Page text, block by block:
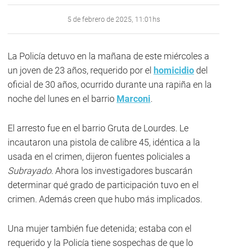
5 de febrero de 2025, 11:01hs
La Policía detuvo en la mañana de este miércoles a
un joven de 23 años, requerido por el homicidio del
oficial de 30 años, ocurrido durante una rapiña en la
noche del lunes en el barrio Marconi.
El arresto fue en el barrio Gruta de Lourdes. Le
incautaron una pistola de calibre 45, idéntica a la
usada en el crimen, dijeron fuentes policiales a
Subrayado. Ahora los investigadores buscarán
determinar qué grado de participación tuvo en el
crimen. Además creen que hubo más implicados.
Una mujer también fue detenida; estaba con el
requerido y la Policía tiene sospechas de que lo